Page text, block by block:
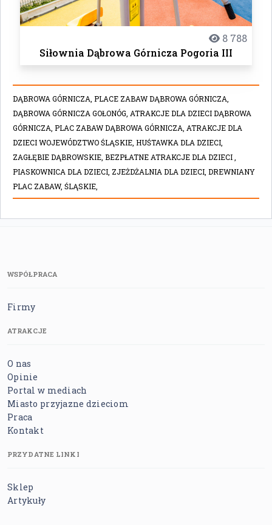
8 788
Siłownia Dąbrowa Górnicza Pogoria III
DĄBROWA GÓRNICZA, PLACE ZABAW DĄBROWA GÓRNICZA,
DĄBROWA GÓRNICZA GOŁONÓG, ATRAKCJE DLA DZIECI DĄBROWA
GÓRNICZA, PLAC ZABAW DĄBROWA GÓRNICZA, ATRAKCJE DLA
DZIECI WOJEWÓDZTWO ŚLĄSKIE, HUŚTAWKA DLA DZIECI,
ZAGŁĘBIE DĄBROWSKIE, BEZPŁATNE ATRAKCJE DLA DZIECI ,
PIASKOWNICA DLA DZIECI, ZJEŻDŻALNIA DLA DZIECI, DREWNIANY
PLAC ZABAW, ŚLĄSKIE,
WSPÓŁPRACA
Firmy
ATRAKCJE
O nas
Opinie
Portal w mediach
Miasto przyjazne dzieciom
Praca
Kontakt
PRZYDATNE LINKI
Sklep
Artykuły